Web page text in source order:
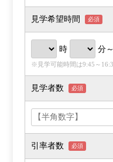
見学希望時間 必須
時 分～
※見学可能時間は9:45～
見学者数 必須
引率者数 必須